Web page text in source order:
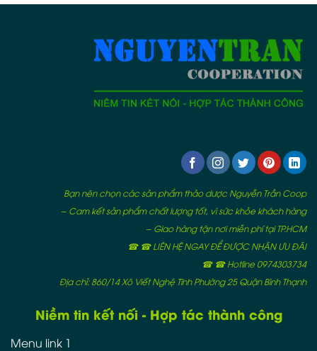
Bạn nên chọn các sản phẩm thảo dược Nguyễn Trần Coop
– Cam kết sản phẩm chất lượng tốt, vì sức khỏe khách hàng
– Giao hàng tận nơi miễn phí tại TP.HCM
☎ ☎ LIÊN HỆ NGAY ĐỂ ĐƯỢC NHẬN ƯU ĐÃI
☎ ☎ Hotline 0974303734
Địa chỉ: 860/14 Xô Viết Nghệ Tĩnh Phường 25 Quận Bình Thạnh
Niềm tin kết nối - Hợp tác thành công
Menu link 1